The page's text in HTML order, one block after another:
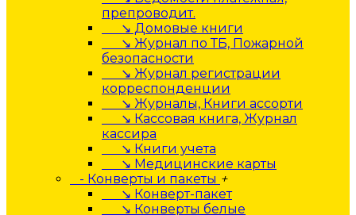
препроводит.
↘ Домовые книги
↘ Журнал по ТБ, Пожарной
безопасности
↘ Журнал регистрации
корреспонденции
↘ Журналы, Книги ассорти
↘ Кассовая книга, Журнал
кассира
↘ Книги учета
↘ Медицинские карты
- Конверты и пакеты +
↘ Конверт-пакет
↘ Конверты белые